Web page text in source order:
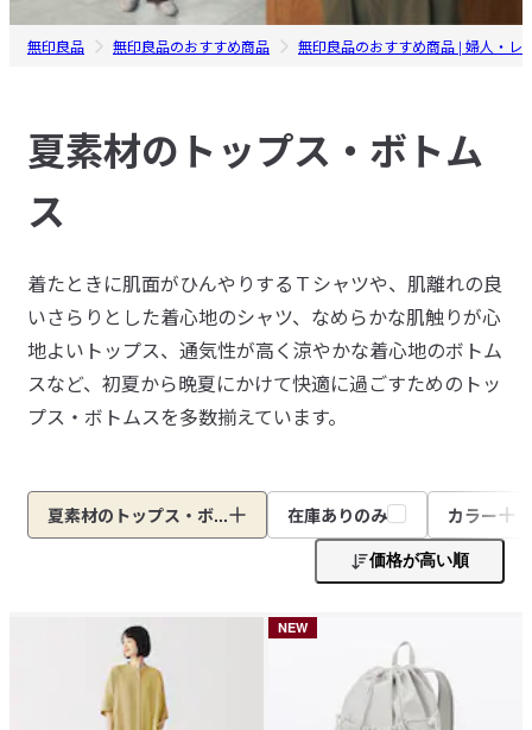
無印良品 無印良品のおすすめ商品 無印良品のおすすめ商品 | 婦人・レ
夏素材のトップス・ボトム
ス
着たときに肌面がひんやりするＴシャツや、肌離れの良
いさらりとした着心地のシャツ、なめらかな肌触りが心
地よいトップス、通気性が高く涼やかな着心地のボトム
スなど、初夏から晩夏にかけて快適に過ごすためのトッ
プス・ボトムスを多数揃えています。
夏素材のトップス・ボ... 在庫ありのみ カラー
価格が高い順
NEW